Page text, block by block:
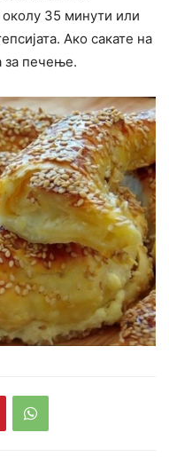
35 минути или
Ако сакате на
за печење.